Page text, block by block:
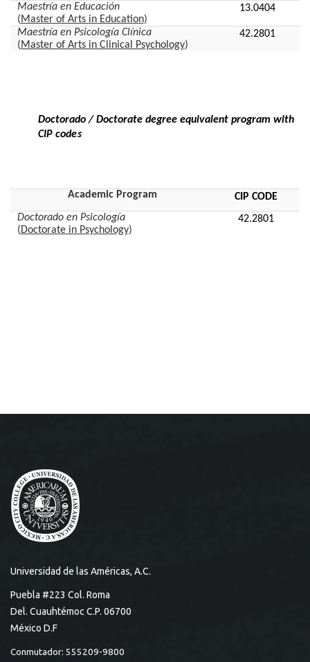
Maestría en Educación
(Master of Arts in Education)
13.0404
Maestría en Psicología Clínica
(Master of Arts in Clinical Psychology)
42.2801
Doctorado / Doctorate degree equivalent program with
CIP codes
Academic Program
CIP CODE
Doctorado en Psicología
(Doctorate in Psychology)
42.2801
Universidad de las Américas, A.C.
Puebla #223 Col. Roma
Del. Cuauhtémoc C.P. 06700
México D.F
Conmutador: 555209-9800